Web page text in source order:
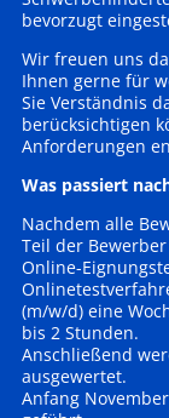
bevorzugt
Wir freuen uns
Ihnen gerne für
Sie Verständnis
berücksichtigen
Anforderungen
Was passiert
Nachdem alle
Teil der
Online-
(m/w/d) eine
bis 2 Stunden.
Anschließend
ausgewertet.
Anfang